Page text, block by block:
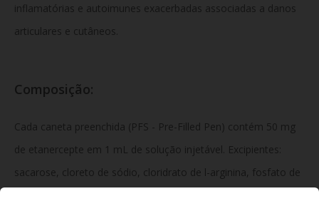
inflamatórias e autoimunes exacerbadas associadas a danos
articulares e cutâneos.
Composição:
Cada caneta preenchida (PFS - Pre-Filled Pen) contém 50 mg
de etanercepte em 1 mL de solução injetável. Excipientes:
sacarose, cloreto de sódio, cloridrato de l-arginina, fosfato de